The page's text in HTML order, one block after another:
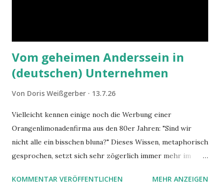
Vom geheimen Anderssein in
(deutschen) Unternehmen
Von Doris Weißgerber 13.7.26
Vielleicht kennen einige noch die Werbung einer
Orangenlimonadenfirma aus den 80er Jahren: "Sind wir
nicht alle ein bisschen bluna?" Dieses Wissen, metaphorisch
gesprochen, setzt sich sehr zögerlich immer mehr im
gleich. Im Arbeitskontext kann es zu nicht verstandenen
KOMMENTAR VERÖFFENTLICHEN MEHR ANZEIGEN